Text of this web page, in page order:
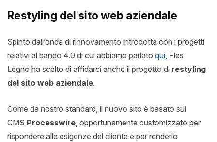
Restyling del sito web aziendale
Spinto dall’onda di rinnovamento introdotta con i progetti
relativi al bando 4.0 di cui abbiamo parlato qui, Fles
Legno ha scelto di affidarci anche il progetto di restyling
del sito web aziendale.
Come da nostro standard, il nuovo sito è basato sul
CMS Processwire, opportunamente customizzato per
rispondere alle esigenze del cliente e per renderlo